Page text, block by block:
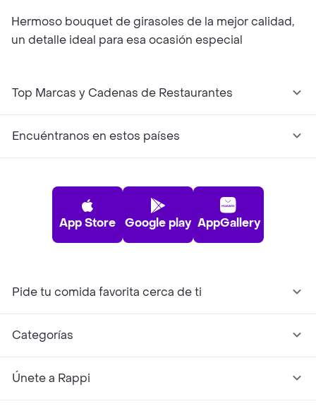
Hermoso bouquet de girasoles de la mejor calidad,
un detalle ideal para esa ocasión especial
Top Marcas y Cadenas de Restaurantes
Encuéntranos en estos países
App Store Google play AppGallery
Pide tu comida favorita cerca de ti
Categorías
Únete a Rappi